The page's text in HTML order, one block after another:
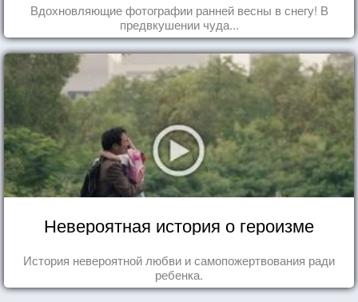
Вдохновляющие фотографии ранней весны в снегу! В
предвкушении чуда...
Невероятная история о героизме
История невероятной любви и самопожертвования ради
ребенка.